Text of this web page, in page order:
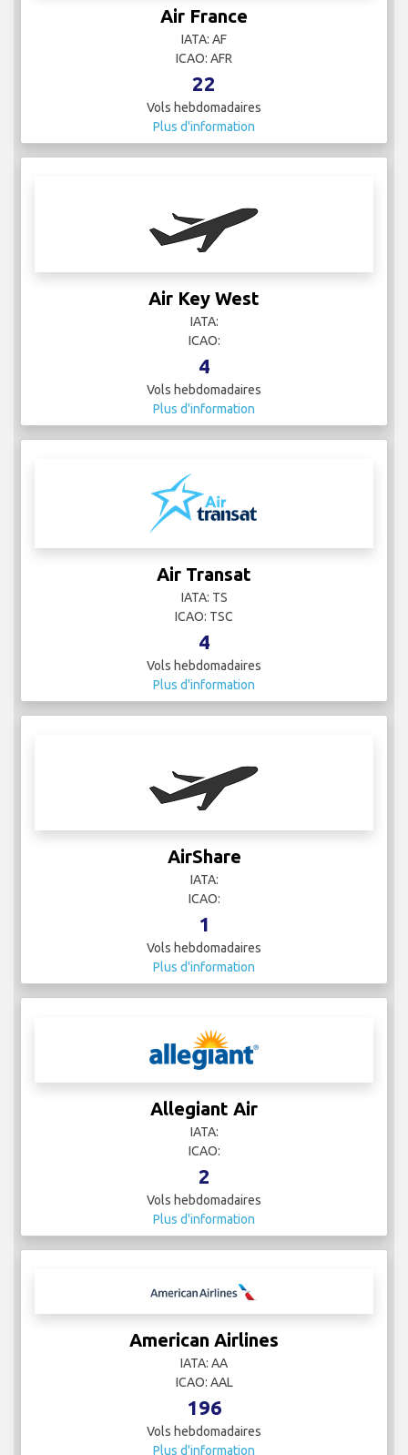
Air France
IATA: AF
ICAO: AFR
22
Vols hebdomadaires
Plus d'information
Air Key West
IATA:
ICAO:
4
Vols hebdomadaires
Plus d'information
Air Transat
IATA: TS
ICAO: TSC
4
Vols hebdomadaires
Plus d'information
AirShare
IATA:
ICAO:
1
Vols hebdomadaires
Plus d'information
Allegiant Air
IATA:
ICAO:
2
Vols hebdomadaires
Plus d'information
American Airlines
IATA: AA
ICAO: AAL
196
Vols hebdomadaires
Plus d'information